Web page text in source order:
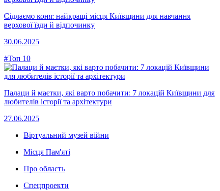
Сідлаємо коня: найкращі місця Київщини для навчання
верхової їзди й відпочинку
30.06.2025
#Топ 10
Палаци й маєтки, які варто побачити: 7 локацій Київщини для
любителів історії та архітектури
27.06.2025
Віртуальний музей війни
Місця Пам'яті
Про область
Спецпроекти